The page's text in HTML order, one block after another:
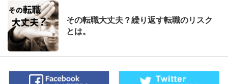
その転職大丈夫？繰り返す転職のリスク
とは。